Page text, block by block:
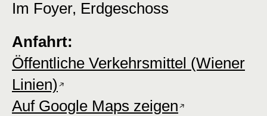
Im Foyer, Erdgeschoss
Anfahrt:
Öffentliche Verkehrsmittel (Wiener
Linien)
Auf Google Maps zeigen